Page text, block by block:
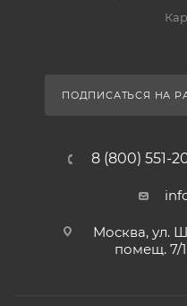
ПОДПИСАТЬСЯ НА
8 (800) 551-
Москва, ул.
помещ. 7/